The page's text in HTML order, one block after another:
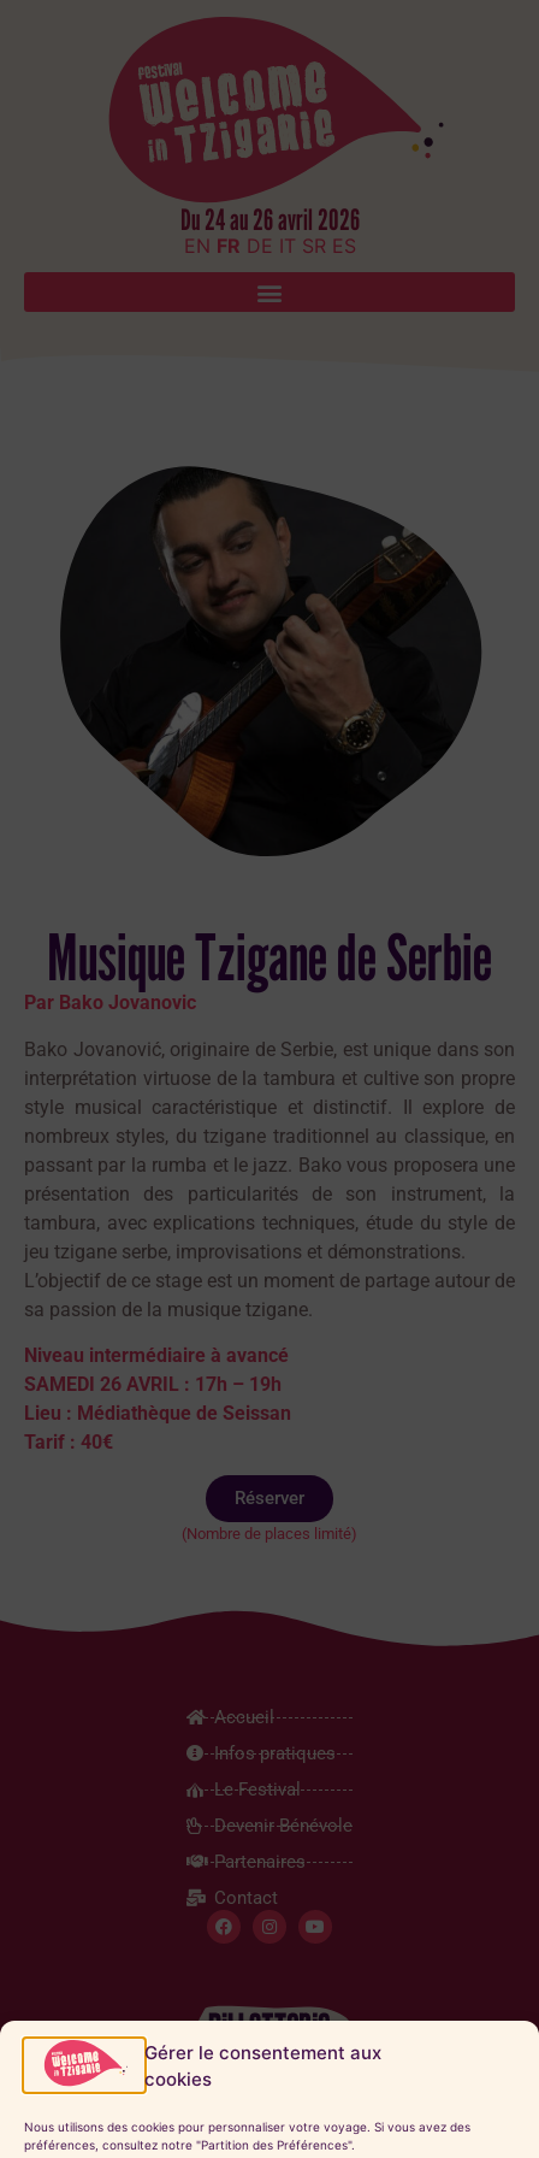
Gérer le consentement aux
cookies
Nous utilisons des cookies pour personnaliser votre voyage. Si vous avez des
préférences, consultez notre "Partition des Préférences".
Du 24 au 26 avril 2026
EN FR DE IT SR ES
Musique Tzigane de Serbie
Par Bako Jovanovic
Bako Jovanović, originaire de Serbie, est unique dans son
interprétation virtuose de la tambura et cultive son propre
style musical caractéristique et distinctif. Il explore de
nombreux styles, du tzigane traditionnel au classique, en
passant par la rumba et le jazz. Bako vous proposera une
présentation des particularités de son instrument, la
tambura, avec explications techniques, étude du style de
jeu tzigane serbe, improvisations et démonstrations.
L’objectif de ce stage est un moment de partage autour de
sa passion de la musique tzigane.
Niveau intermédiaire à avancé
SAMEDI 26 AVRIL : 17h – 19h
Lieu : Médiathèque de Seissan
Tarif : 40€
Réserver
(Nombre de places limité)
Accueil
Infos pratiques
Le Festival
Devenir Bénévole
Partenaires
Contact